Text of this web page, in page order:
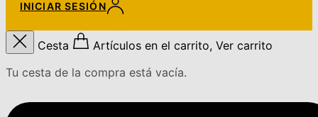
INICIAR SESIÓN
Cesta
Artículos en el carrito, Ver carrito
Tu cesta de la compra está vacía.